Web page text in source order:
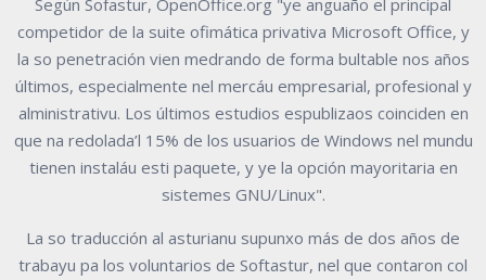
Según Sofastur, OpenOffice.org "ye anguaño el principal
competidor de la suite ofimática privativa Microsoft Office, y
la so penetración vien medrando de forma bultable nos años
últimos, especialmente nel mercáu empresarial, profesional y
alministrativu. Los últimos estudios espublizaos coinciden en
que na redolada’l 15% de los usuarios de Windows nel mundu
tienen instaláu esti paquete, y ye la opción mayoritaria en
sistemes GNU/Linux".
La so traducción al asturianu supunxo más de dos años de
trabayu pa los voluntarios de Softastur, nel que contaron col